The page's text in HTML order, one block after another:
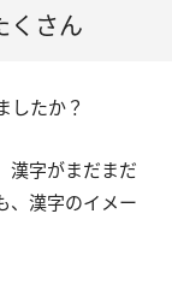
くさん
したか？
漢字がまだまだ
、漢字のイメー